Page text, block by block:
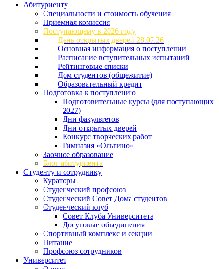
Абитуриенту
Специальности и стоимость обучения
Приемная комиссия
Поступающему в 2026 году
День открытых дверей 28.07.26
Основная информация о поступлении
Расписание вступительных испытаний
Рейтинговые списки
Дом студентов (общежитие)
Образовательный кредит
Подготовка к поступлению
Подготовительные курсы (для поступающих
2027)
Дни факультетов
Дни открытых дверей
Конкурс творческих работ
Гимназия «Ольгино»
Заочное образование
Блог абитуриента
Студенту и сотруднику
Кураторы
Студенческий профсоюз
Студенческий Совет Дома студентов
Студенческий клуб
Совет Клуба Университета
Досуговые объединения
Спортивный комплекс и секции
Питание
Профсоюз сотрудников
Университет